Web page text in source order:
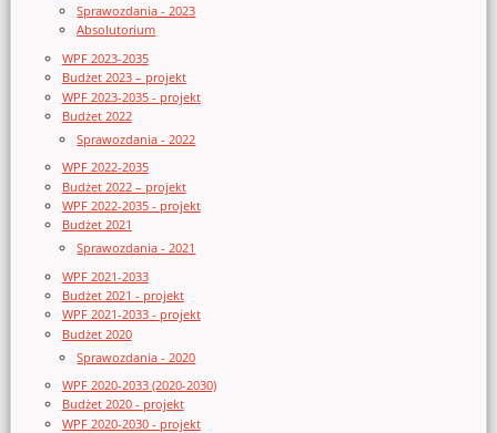
Sprawozdania - 2023
Absolutorium
WPF 2023-2035
Budżet 2023 – projekt
WPF 2023-2035 - projekt
Budżet 2022
Sprawozdania - 2022
WPF 2022-2035
Budżet 2022 – projekt
WPF 2022-2035 - projekt
Budżet 2021
Sprawozdania - 2021
WPF 2021-2033
Budżet 2021 - projekt
WPF 2021-2033 - projekt
Budżet 2020
Sprawozdania - 2020
WPF 2020-2033 (2020-2030)
Budżet 2020 - projekt
WPF 2020-2030 - projekt